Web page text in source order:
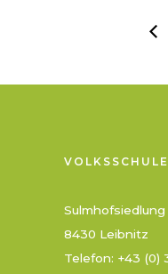
Sulmhofsiedlung
8430 Leibnitz
Telefon: +43 (0)